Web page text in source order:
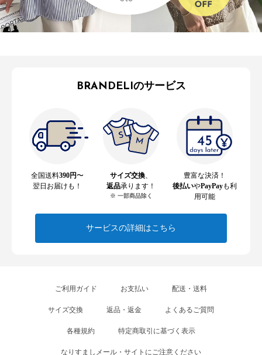
BRANDELIのサービス
全国送料390円〜
翌日お届けも！
サイズ交換
返品承ります！
※ 一部商品除く
豊富な決済！
後払いやPayPayも利
用可能
サービスの詳細はこちら
ご利用ガイド お支払い 配送・送料
サイズ交換 返品・返金 よくあるご質問
各種規約 特定商取引に基づく表示
なりすましメール・サイトにご注意ください